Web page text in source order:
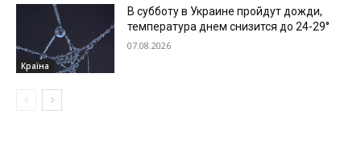
Країна
В субботу в Украине пройдут дожди,
температура днем снизится до 24-29°
07.08.2026